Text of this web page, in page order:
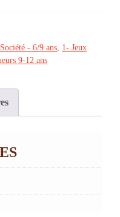
- 6/9 ans 1- Jeux
9-12 ans